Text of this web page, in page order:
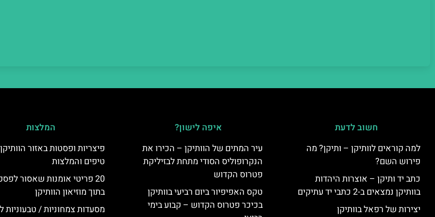
חשוב לדעת
למה קוראים לוותיקן – ותיקן? מה
פירוש השם?
כתב יד ותיקן – אוצרות היהדות
בוותיקן נמצאים ב-2 כתבי יד עתיקים
יצירות של רפאל בוותיקן
איפה לישון?
עיר המתים של הוותיקן – הכירו את
הנקרופוליס הסודי מתחת לבזיליקת
פטרוס הקדוש
טקס האפיפיור ביום רביעי בוותיקן
בכיכר פטרוס הקדוש – קבוע בימי
המלצות
פיצריות ופסטות באזור
טיפים והמלצות
20 פריטי אומנות שאסור
בתוך מוזיאון הוותיקן
מסעדות צמחוניות / טבעוניות